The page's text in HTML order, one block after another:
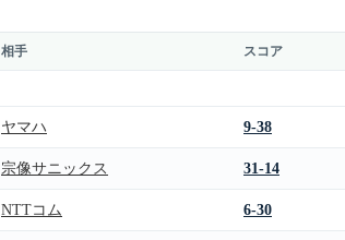
相手 スコア
ヤマハ 9-38
宗像サニックス 31-14
NTTコム 6-30